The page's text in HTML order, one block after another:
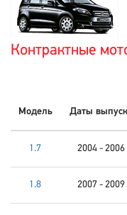
Контрактные
Модель Даты
1.7 2004 - 2006
1.8 2007 - 2009